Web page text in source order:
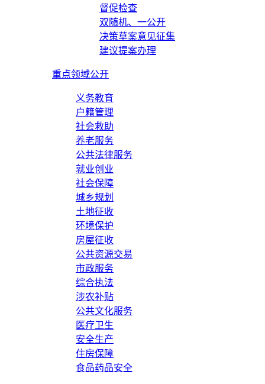
督促检查
双随机、一公开
决策草案意见征集
建议提案办理
重点领域公开
义务教育
户籍管理
社会救助
养老服务
公共法律服务
就业创业
社会保障
城乡规划
土地征收
环境保护
房屋征收
公共资源交易
市政服务
综合执法
涉农补贴
公共文化服务
医疗卫生
安全生产
住房保障
食品药品安全